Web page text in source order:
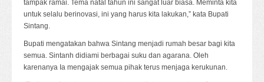
tampak ramai. Tema natal tahun ini sangat luar biasa. Meminta kita
untuk selalu berinovasi, ini yang harus kita lakukan,” kata Bupati
Sintang.
Bupati mengatakan bahwa Sintang menjadi rumah besar bagi kita
semua. Sintanh didiami berbagai suku dan agarana. Oleh
karenanya Ia mengajak semua pihak terus menjaga kerukunan.